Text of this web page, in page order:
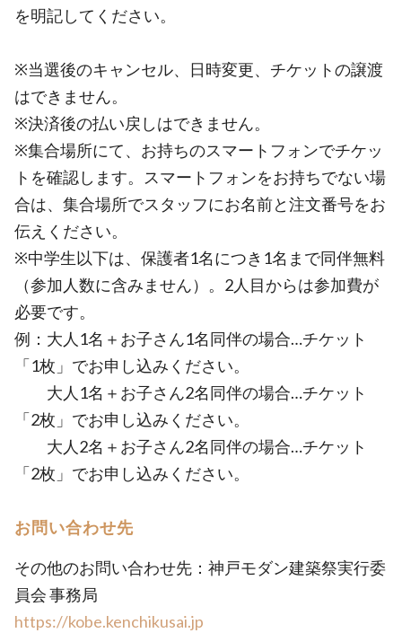
を明記してください。
※当選後のキャンセル、日時変更、チケットの譲渡
はできません。
※決済後の払い戻しはできません。
※集合場所にて、お持ちのスマートフォンでチケッ
トを確認します。スマートフォンをお持ちでない場
合は、集合場所でスタッフにお名前と注文番号をお
伝えください。
※中学生以下は、保護者1名につき1名まで同伴無料
（参加人数に含みません）。2人目からは参加費が
必要です。
例：大人1名＋お子さん1名同伴の場合…チケット
「1枚」でお申し込みください。
大人1名＋お子さん2名同伴の場合…チケット
「2枚」でお申し込みください。
大人2名＋お子さん2名同伴の場合…チケット
「2枚」でお申し込みください。
お問い合わせ先
その他のお問い合わせ先：神戸モダン建築祭実行委
員会 事務局
https://kobe.kenchikusai.jp